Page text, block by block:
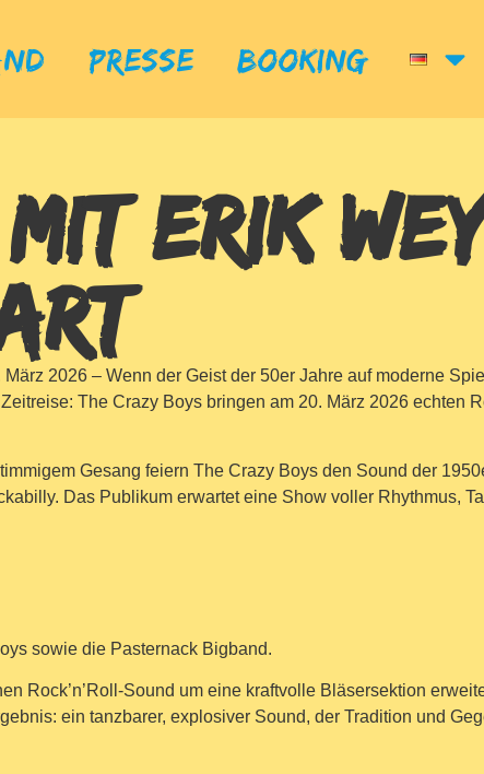
Presse Booking
ERIK
2026 – Wenn der Geist der 50er Jahre auf moderne
The Crazy Boys bringen am 20. März 2026 echten
Gesang feiern The Crazy Boys den Sound der
Das Publikum erwartet eine Show voller Rhythmus,
sowie die Pasternack Bigband.
Rock’n’Roll-Sound um eine kraftvolle Bläsersektion
ein tanzbarer, explosiver Sound, der Tradition und